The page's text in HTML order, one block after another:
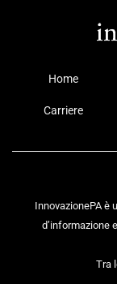
Home
Carriere
InnovazionePA è
d’informazione
Tra